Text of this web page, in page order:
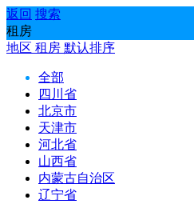
返回 搜索
租房
地区 租房 默认排序
全部
四川省
北京市
天津市
河北省
山西省
内蒙古自治区
辽宁省